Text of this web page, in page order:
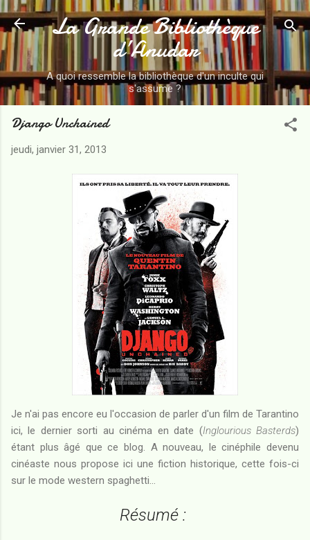
Accéder au contenu principal
La Grande Bibliothèque
d’Anudar
A quoi ressemble la bibliothèque d'un inculte qui
s'assume ?
Django Unchained
jeudi, janvier 31, 2013
Je n'ai pas encore eu l'occasion de parler d'un film de Tarantino
ici, le dernier sorti au cinéma en date (Inglourious Basterds)
étant plus âgé que ce blog. A nouveau, le cinéphile devenu
cinéaste nous propose ici une fiction historique, cette fois-ci
sur le mode western spaghetti...
Résumé :